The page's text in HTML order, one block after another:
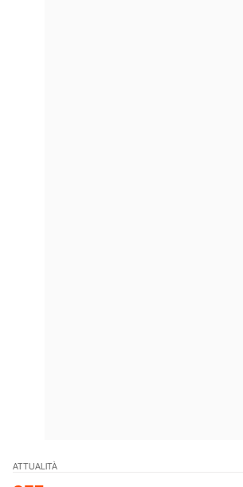
ATTUALITÀ